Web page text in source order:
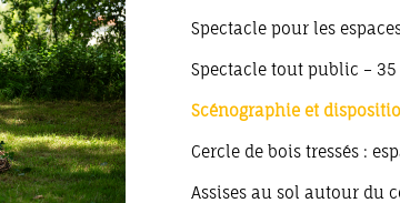
Spectacle pour les
Spectacle tout public –
Scénographie et
Cercle de bois tressés :
Assises au sol autour du